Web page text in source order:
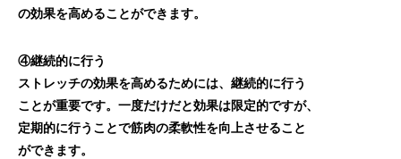
の効果を高めることができます。
④継続的に行う
ストレッチの効果を高めるためには、継続的に行う
ことが重要です。一度だけだと効果は限定的ですが、
定期的に行うことで筋肉の柔軟性を向上させること
ができます。